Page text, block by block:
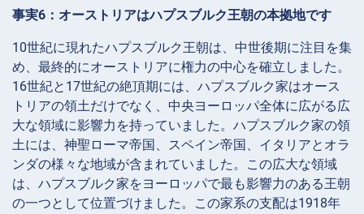
事実6：オーストリアはハプスブルク王朝の本拠地です
10世紀に現れたハプスブルク王朝は、中世後期に注目を集
め、最終的にオーストリアに権力の中心を確立しました。
16世紀と17世紀の絶頂期には、ハプスブルク家はオース
トリアの領土だけでなく、中央ヨーロッパ全体に広がる広
大な領域に影響力を持っていました。ハプスブルク家の領
土には、神聖ローマ帝国、スペイン帝国、イタリアとオラ
ンダの様々な地域が含まれていました。この広大な領域
は、ハプスブルク家をヨーロッパで最も影響力のある王朝
の一つとして位置づけました。この家系の支配は1918年